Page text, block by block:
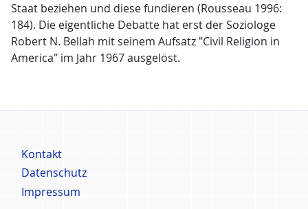
Staat beziehen und diese fundieren (Rousseau 1996:
184). Die eigentliche Debatte hat erst der Soziologe
Robert N. Bellah mit seinem Aufsatz "Civil Religion in
America" im Jahr 1967 ausgelöst.
Fußbereich
Menü
Kontakt
Datenschutz
Impressum